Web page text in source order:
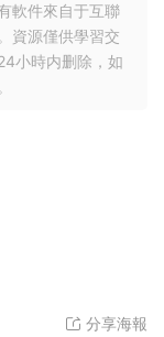
軟件來自于互聯
資源僅供學習交
小時内删除，如
分享海報